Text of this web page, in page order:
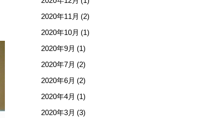
2020年11月 (2)
2020年10月 (1)
2020年9月 (1)
2020年7月 (2)
2020年6月 (2)
2020年4月 (1)
2020年3月 (3)